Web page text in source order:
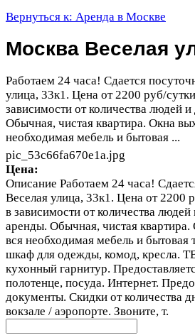
Вернуться к: Аренда в Москве
Москва Веселая
Работаем 24 часа! Сдается
улица, 33к1. Цена от 2200 руб/
зависимости от количества людей
Обычная, чистая квартира. Окна
необходимая мебель и бытовая ...
pic_53c66fa670e1a.jpg
Цена:
Описание Работаем 24 часа!
Веселая улица, 33к1. Цена от 2200
в зависимости от количества людей
аренды. Обычная, чистая
вся необходимая мебель и бытовая
шкаф для одежды, комод, кресла.
кухонный гарнитур.
полотенце, посуда. Интернет.
документы. Скидки от количества
вокзале / аэропорте. Звоните, т.